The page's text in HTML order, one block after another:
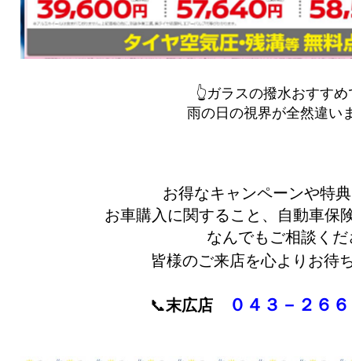
👆ガラスの撥水おすす
雨の日の視界が全然違い
お得なキャンペーンや特
お車購入に関すること、自動車保
なんでもご相談くだ
皆様のご来店を心よりお待
📞末広店 ０４３－２６